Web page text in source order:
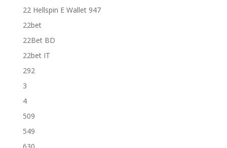
22 Hellspin E Wallet 947
22bet
22Bet BD
22bet IT
292
3
4
509
549